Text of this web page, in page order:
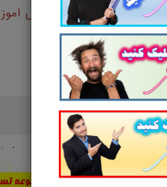
از پوشه و پرونده دانش